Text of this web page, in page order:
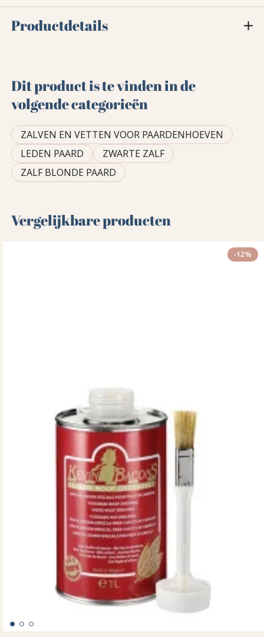
Productdetails
Dit product is te vinden in de
volgende categorieën
ZALVEN EN VETTEN VOOR PAARDENHOEVEN
LEDEN PAARD
ZWARTE ZALF
ZALF BLONDE PAARD
Vergelijkbare producten
-12%